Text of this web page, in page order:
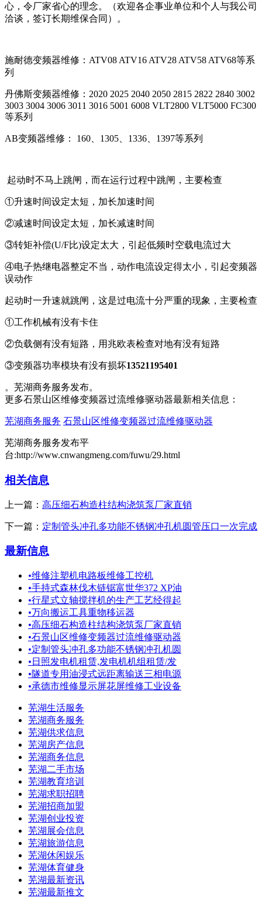
心，令厂家省心的理念。（欢迎各企事业单位和个人与我公司
洽谈，签订长期维保合同）。
施耐德变频器维修：ATV08 ATV16 ATV28 ATV58 ATV68等系
列
丹佛斯变频器维修：2020 2025 2040 2050 2815 2822 2840 3002
3003 3004 3006 3011 3016 5001 6008 VLT2800 VLT5000 FC300
等系列
AB变频器维修： 160、1305、1336、1397等系列
起动时不马上跳闸，而在运行过程中跳闸，主要检查
①升速时间设定太短，加长加速时间
②减速时间设定太短，加长减速时间
③转矩补偿(U/F比)设定太大，引起低频时空载电流过大
④电子热继电器整定不当，动作电流设定得太小，引起变频器
误动作
起动时一升速就跳闸，这是过电流十分严重的现象，主要检查
①工作机械有没有卡住
②负载侧有没有短路，用兆欧表检查对地有没有短路
③变频器功率模块有没有损坏13521195401
。芜湖商务服务发布。
更多石景山区维修变频器过流维修驱动器最新相关信息：
芜湖商务服务 石景山区维修变频器过流维修驱动器
芜湖商务服务发布平
台:http://www.cnwangmeng.com/fuwu/29.html
相关信息
上一篇： 高压细石构造柱结构浇筑泵厂家直销
下一篇： 定制管头冲孔多功能不锈钢冲孔机圆管压口一次完成
最新信息
•维修注塑机电路板维修工控机
•手持式森林伐木链锯富世华372 XP油
•行星式立轴搅拌机的生产工艺经得起
•万向搬运工具重物移运器
•高压细石构造柱结构浇筑泵厂家直销
•石景山区维修变频器过流维修驱动器
•定制管头冲孔多功能不锈钢冲孔机圆
• 日照发电机租赁,发电机机组租赁/发
•隧道专用油浸式远距离输送三相电源
•承德市维修显示屏花屏维修工业设备
芜湖生活服务
芜湖商务服务
芜湖供求信息
芜湖房产信息
芜湖商务信息
芜湖二手市场
芜湖教育培训
芜湖求职招聘
芜湖招商加盟
芜湖创业投资
芜湖展会信息
芜湖旅游信息
芜湖休闲娱乐
芜湖体育健身
芜湖最新资讯
芜湖最新推文